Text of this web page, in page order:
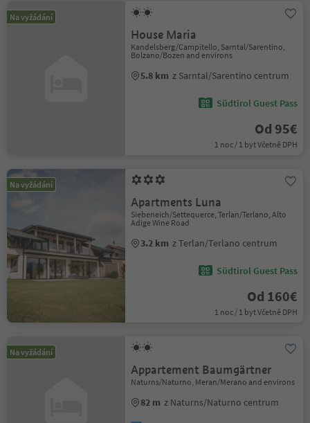
Na vyžádání
House Maria
Kandelsberg/Campitello, Sarntal/Sarentino,
Bolzano/Bozen and environs
5.8 km z Sarntal/Sarentino centrum
Südtirol Guest Pass
Od 95€
1 noc / 1 byt Včetně DPH
Na vyžádání
Apartments Luna
Siebeneich/Settequerce, Terlan/Terlano, Alto
Adige Wine Road
3.2 km z Terlan/Terlano centrum
Südtirol Guest Pass
Od 160€
1 noc / 1 byt Včetně DPH
Na vyžádání
Appartement Baumgärtner
Naturns/Naturno, Meran/Merano and environs
82 m z Naturns/Naturno centrum